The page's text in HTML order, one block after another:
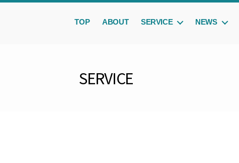
TOP ABOUT SERVICE NEWS
SERVICE